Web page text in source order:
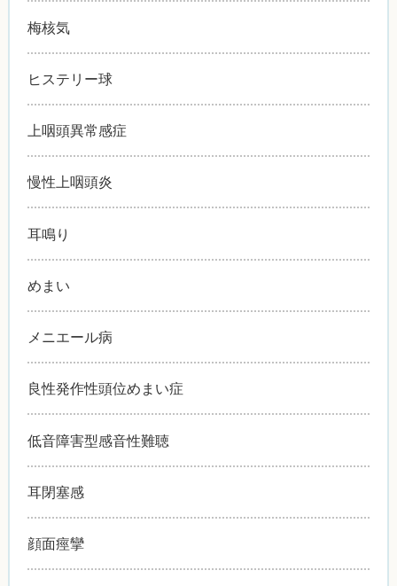
梅核気
ヒステリー球
上咽頭異常感症
慢性上咽頭炎
耳鳴り
めまい
メニエール病
良性発作性頭位めまい症
低音障害型感音性難聴
耳閉塞感
顔面痙攣